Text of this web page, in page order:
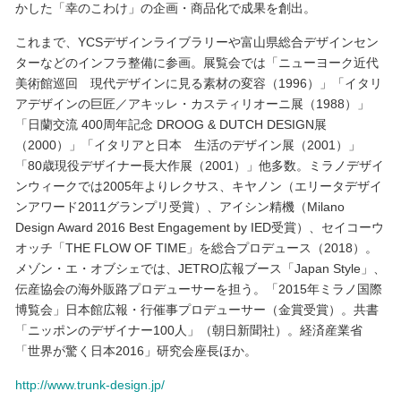
かした「幸のこわけ」の企画・商品化で成果を創出。
これまで、YCSデザインライブラリーや富山県総合デザインセン
ターなどのインフラ整備に参画。展覧会では「ニューヨーク近代
美術館巡回 現代デザインに見る素材の変容（1996）」「イタリ
アデザインの巨匠／アキッレ・カスティリオーニ展（1988）」
「日蘭交流 400周年記念 DROOG & DUTCH DESIGN展
（2000）」「イタリアと日本 生活のデザイン展（2001）」
「80歳現役デザイナー長大作展（2001）」他多数。ミラノデザイ
ンウィークでは2005年よりレクサス、キヤノン（エリータデザイ
ンアワード2011グランプリ受賞）、アイシン精機（Milano
Design Award 2016 Best Engagement by IED受賞）、セイコーウ
オッチ「THE FLOW OF TIME」を総合プロデュース（2018）。
メゾン・エ・オブシェでは、JETRO広報ブース「Japan Style」、
伝産協会の海外販路プロデューサーを担う。「2015年ミラノ国際
博覧会」日本館広報・行催事プロデューサー（金賞受賞）。共書
「ニッポンのデザイナー100人」（朝日新聞社）。経済産業省
「世界が驚く日本2016」研究会座長ほか。
http://www.trunk-design.jp/